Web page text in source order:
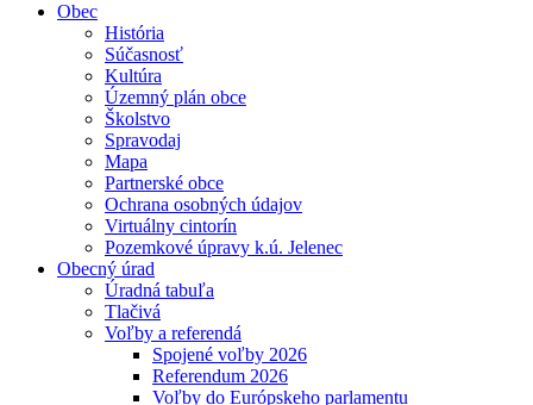
Obec
História
Súčasnosť
Kultúra
Územný plán obce
Školstvo
Spravodaj
Mapa
Partnerské obce
Ochrana osobných údajov
Virtuálny cintorín
Pozemkové úpravy k.ú. Jelenec
Obecný úrad
Úradná tabuľa
Tlačivá
Voľby a referendá
Spojené voľby 2026
Referendum 2026
Voľby do Európskeho parlamentu